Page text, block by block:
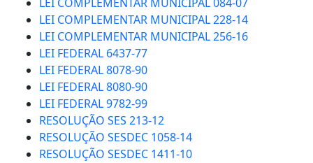
LEI COMPLEMENTAR MUNICIPAL 228-14
LEI COMPLEMENTAR MUNICIPAL 256-16
LEI FEDERAL 6437-77
LEI FEDERAL 8078-90
LEI FEDERAL 8080-90
LEI FEDERAL 9782-99
RESOLUÇÃO SES 213-12
RESOLUÇÃO SESDEC 1058-14
RESOLUÇÃO SESDEC 1411-10